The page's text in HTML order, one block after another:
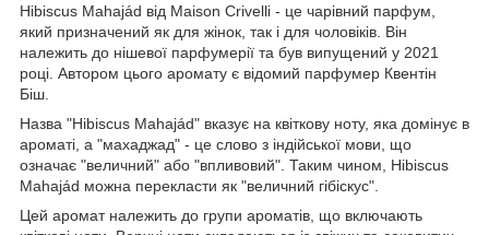
Hibiscus Mahajád від Maison Crivelli - це чарівний парфум,
який призначений як для жінок, так і для чоловіків. Він
належить до нішевої парфумерії та був випущений у 2021
році. Автором цього аромату є відомий парфумер Квентін
Біш.
Назва "Hibiscus Mahajád" вказує на квіткову ноту, яка домінує в
ароматі, а "махаджад" - це слово з індійської мови, що
означає "величний" або "впливовий". Таким чином, Hibiscus
Mahajád можна перекласти як "величний гібіскус".
Цей аромат належить до групи ароматів, що включають